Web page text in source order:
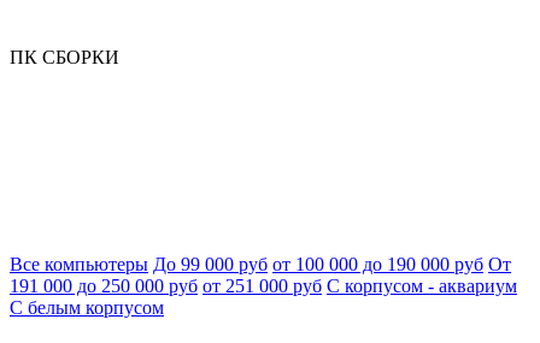
ПК СБОРКИ
Все компьютеры До 99 000 руб от 100 000 до 190 000 руб От
191 000 до 250 000 руб от 251 000 руб С корпусом - аквариум
С белым корпусом